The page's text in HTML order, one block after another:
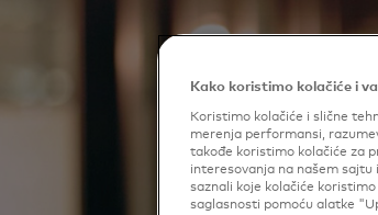
Kako koristimo kolačiće i
Koristimo kolačiće i slične
merenja performansi,
takođe koristimo kolačiće za
interesovanja na našem
saznali koje kolačiće
saglasnosti pomoću alatke